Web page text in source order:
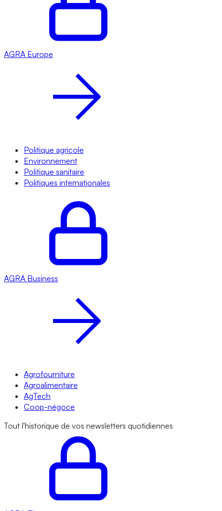
AGRA Europe
Politique agricole
Environnement
Politique sanitaire
Politiques internationales
AGRA Business
Agrofourniture
Agroalimentaire
AgTech
Coop-négoce
Tout l'historique de vos newsletters quotidiennes